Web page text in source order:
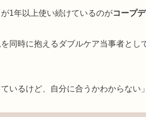
1年以上使い続けているのがコープデ
同時に抱えるダブルケア当事者と
いるけど、自分に合うかわからない